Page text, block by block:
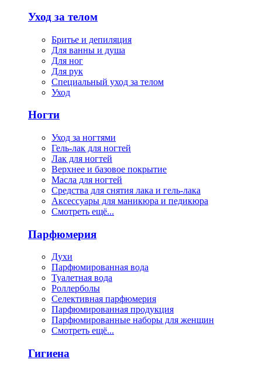
Уход за телом
Бритье и депиляция
Для ванны и душа
Для ног
Для рук
Специальный уход за телом
Уход
Ногти
Уход за ногтями
Гель-лак для ногтей
Лак для ногтей
Верхнее и базовое покрытие
Масла для ногтей
Средства для снятия лака и гель-лака
Аксессуары для маникюра и педикюра
Смотреть ещё...
Парфюмерия
Духи
Парфюмированная вода
Туалетная вода
Роллерболы
Селективная парфюмерия
Парфюмированная продукция
Парфюмированные наборы для женщин
Смотреть ещё...
Гигиена